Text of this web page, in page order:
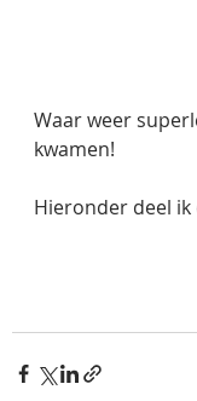
Waar weer
kwamen!
Hieronder deel